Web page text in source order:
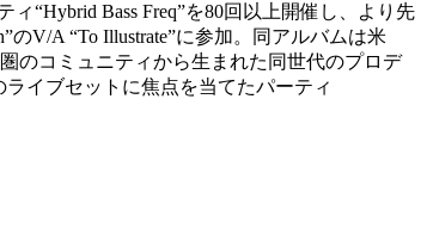
ィ“Hybrid Bass Freq”を80回以上開催し、より先
のV/A “To Illustrate”に参加。同アルバムは米
のコミュニティから生まれた同世代のプロデ
イブセットに焦点を当てたパーティ